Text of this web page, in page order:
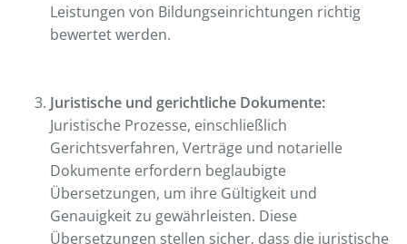
Leistungen von Bildungseinrichtungen richtig
bewertet werden.
Juristische und gerichtliche Dokumente:
Juristische Prozesse, einschließlich
Gerichtsverfahren, Verträge und notarielle
Dokumente erfordern beglaubigte
Übersetzungen, um ihre Gültigkeit und
Genauigkeit zu gewährleisten. Diese
Übersetzungen stellen sicher, dass die juristische